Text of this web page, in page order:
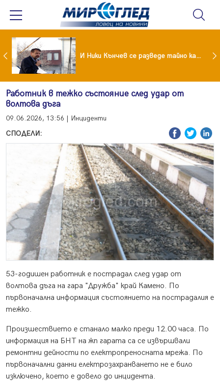
Най-малко 22 загинали при челен сблъсък между два автобуса И Ники Кънчев се разведе тайно като Геро
Работник в тежко състояние след удар от
волтова дъга
09.06.2026, 13:56 | Инциденти
СПОДЕЛИ:
53-годишен работник е пострадал след удар от
волтова дъга на гара "Дружба" край Камено. По
първоначална информация състоянието на пострадалия е
тежко.
Произшествието е станало малко преди 12.00 часа. По
информация на БНТ на жп гарата са се извършвали
ремонтни дейности по електропреносната мрежа. По
първоначални данни електрозахранването не е било
изключено, което е довело до инцидента.